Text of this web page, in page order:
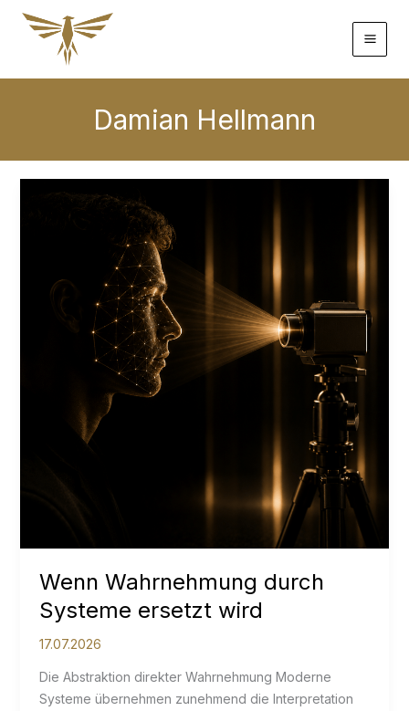
Zum
Inhalt
Damian Hellmann
Wenn Wahrnehmung durch
Systeme ersetzt wird
17.07.2026
Die Abstraktion direkter Wahrnehmung Moderne
Systeme übernehmen zunehmend die Interpretation